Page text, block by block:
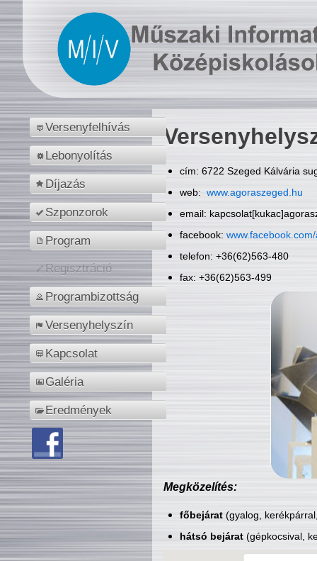
Versenyfelhívás
Lebonyolítás
Díjazás
Szponzorok
Program
Regisztráció
Programbizottság
Versenyhelyszín
Kapcsolat
Galéria
Eredmények
cím: 6722 Szeged Kálvária
web: www.agoraszeged.hu
email:
facebook:
telefon: +36(62)563-480
fax: +36(62)563-499
Megközelítés:
főbejárat(gyalog,
hátsó bejárat(gépkocsival,